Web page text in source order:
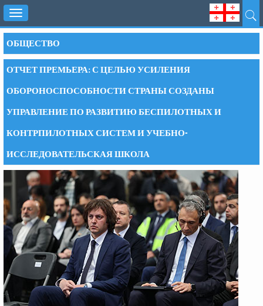
Toggle
navigation
ОБЩЕСТВО
ОТЧЕТ ПРЕМЬЕРА: С ЦЕЛЬЮ УСИЛЕНИЯ
ОБОРОНОСПОСОБНОСТИ СТРАНЫ СОЗДАНЫ
УПРАВЛЕНИЕ ПО РАЗВИТИЮ БЕСПИЛОТНЫХ И
КОНТРПИЛОТНЫХ СИСТЕМ И УЧЕБНО-
ИССЛЕДОВАТЕЛЬСКАЯ ШКОЛА